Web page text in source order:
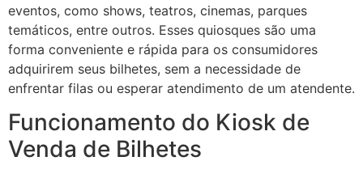
eventos, como shows, teatros, cinemas, parques
temáticos, entre outros. Esses quiosques são uma
forma conveniente e rápida para os consumidores
adquirirem seus bilhetes, sem a necessidade de
enfrentar filas ou esperar atendimento de um atendente.
Funcionamento do Kiosk de
Venda de Bilhetes